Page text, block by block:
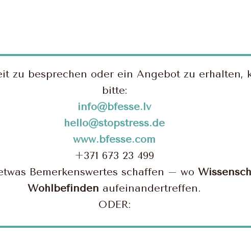
zu besprechen oder ein Angebot zu erhalten,
bitte:
info@bfesse.lv
hello@stopstress.de
www.bfesse.com
+371 673 23 499
Bemerkenswertes schaffen – wo
Wohlbefinden aufeinandertreffen.
ODER: